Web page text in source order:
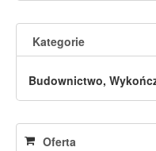
Kategorie
Budownictwo,
Oferta